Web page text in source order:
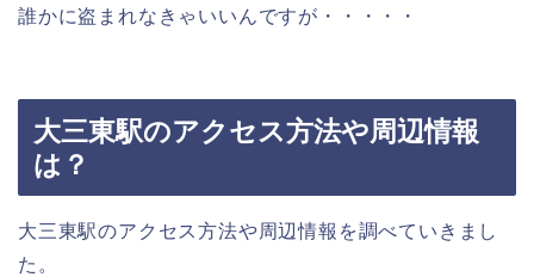
誰かに盗まれなきゃいいんですが・・・・・
大三東駅のアクセス方法や周辺情報
は？
大三東駅のアクセス方法や周辺情報を調べていきまし
た。